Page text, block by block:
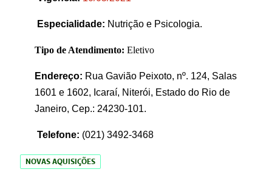
Especialidade: Nutrição e Psicologia.
Tipo de Atendimento: Eletivo
Endereço: Rua Gavião Peixoto, nº. 124, Salas
1601 e 1602, Icaraí, Niterói, Estado do Rio de
Janeiro, Cep.: 24230-101.
Telefone: (021) 3492-3468
NOVAS AQUISIÇÕES